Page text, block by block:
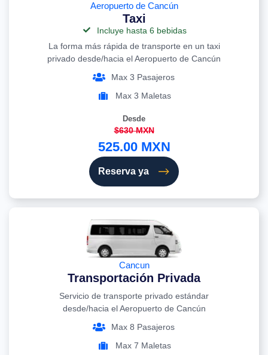
Aeropuerto de Cancún
Taxi
Incluye hasta 6 bebidas
La forma más rápida de transporte en un taxi
privado desde/hacia el Aeropuerto de Cancún
Max 3 Pasajeros
Max 3 Maletas
Desde
$630 MXN
525.00 MXN
Reserva ya
Cancun
Transportación Privada
Servicio de transporte privado estándar
desde/hacia el Aeropuerto de Cancún
Max 8 Pasajeros
Max 7 Maletas